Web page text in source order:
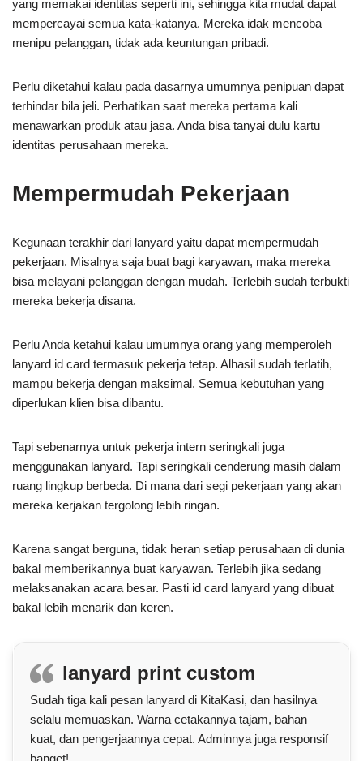
yang memakai identitas seperti ini, sehingga kita mudat dapat
mempercayai semua kata-katanya. Mereka idak mencoba
menipu pelanggan, tidak ada keuntungan pribadi.
Perlu diketahui kalau pada dasarnya umumnya penipuan dapat
terhindar bila jeli. Perhatikan saat mereka pertama kali
menawarkan produk atau jasa. Anda bisa tanyai dulu kartu
identitas perusahaan mereka.
Mempermudah Pekerjaan
Kegunaan terakhir dari lanyard yaitu dapat mempermudah
pekerjaan. Misalnya saja buat bagi karyawan, maka mereka
bisa melayani pelanggan dengan mudah. Terlebih sudah terbukti
mereka bekerja disana.
Perlu Anda ketahui kalau umumnya orang yang memperoleh
lanyard id card termasuk pekerja tetap. Alhasil sudah terlatih,
mampu bekerja dengan maksimal. Semua kebutuhan yang
diperlukan klien bisa dibantu.
Tapi sebenarnya untuk pekerja intern seringkali juga
menggunakan lanyard. Tapi seringkali cenderung masih dalam
ruang lingkup berbeda. Di mana dari segi pekerjaan yang akan
mereka kerjakan tergolong lebih ringan.
Karena sangat berguna, tidak heran setiap perusahaan di dunia
bakal memberikannya buat karyawan. Terlebih jika sedang
melaksanakan acara besar. Pasti id card lanyard yang dibuat
bakal lebih menarik dan keren.
lanyard print custom
Sudah tiga kali pesan lanyard di KitaKasi, dan hasilnya
selalu memuaskan. Warna cetakannya tajam, bahan
kuat, dan pengerjaannya cepat. Adminnya juga responsif
banget!